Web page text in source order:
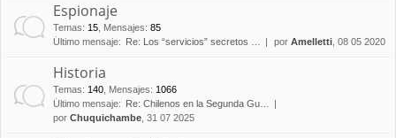
Espionaje
Temas: 15 Mensajes: 85
Último mensaje:
Re: Los “servicios” secretos … por Amelletti , 08 05 2020
Historia
Temas: 140 Mensajes: 1066
Último mensaje:
Re: Chilenos en la Segunda Gu…
por Chuquichambe , 31 07 2025